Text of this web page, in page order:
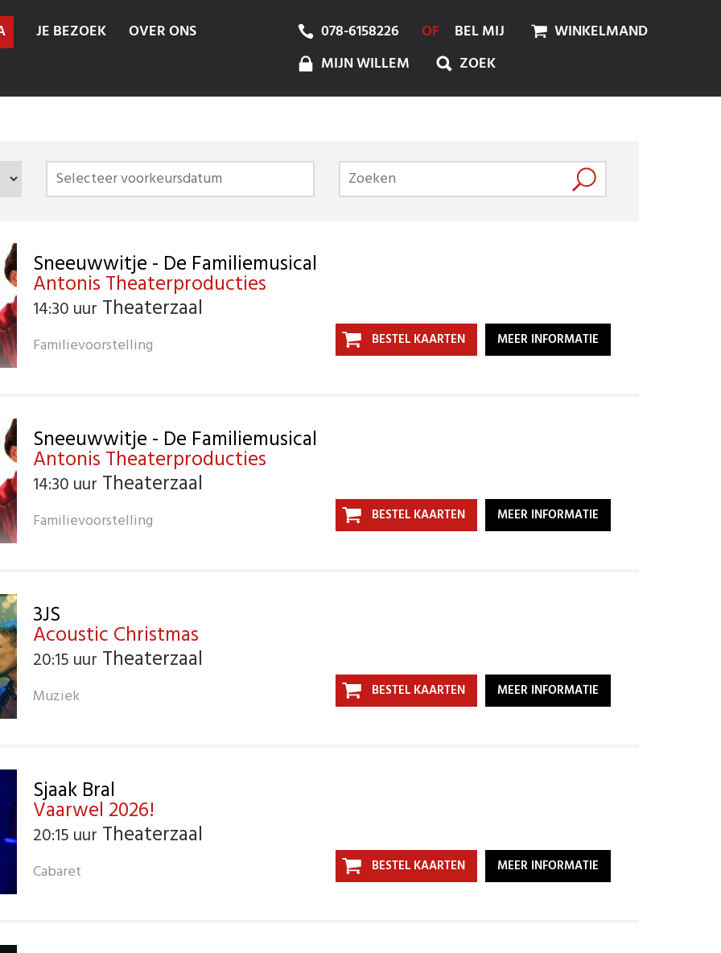
JE BEZOEK
OVER ONS
078-6158226 OF BEL MIJ
WINKELMAND
MIJN WILLEM
ZOEK
Sneeuwwitje - De Familiemusical
Antonis Theaterproducties
14:30 uur Theaterzaal
Familievoorstelling MEER INFORMATIE
BESTEL KAARTEN
Sneeuwwitje - De Familiemusical
Antonis Theaterproducties
14:30 uur Theaterzaal
Familievoorstelling MEER INFORMATIE
BESTEL KAARTEN
3JS
Acoustic Christmas
20:15 uur Theaterzaal
Muziek MEER INFORMATIE
BESTEL KAARTEN
Sjaak Bral
Vaarwel 2026!
20:15 uur Theaterzaal
Cabaret MEER INFORMATIE
BESTEL KAARTEN